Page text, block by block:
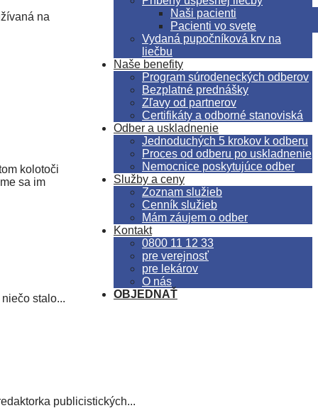
Naši pacienti
Pacienti vo svete
Vydaná pupočníková krv na
liečbu
Naše benefity
Program súrodeneckých odberov
Bezplatné prednášky
Zľavy od partnerov
Certifikáty a odborné stanoviská
Odber a uskladnenie
Jednoduchých 5 krokov k odberu
Proces od odberu po uskladnenie
Nemocnice poskytujúce odber
Služby a ceny
Zoznam služieb
Cenník služieb
Mám záujem o odber
Kontakt
0800 11 12 33
pre verejnosť
pre lekárov
O nás
OBJEDNAŤ
na
kolotoči
sa im
stalo...
publicistických...